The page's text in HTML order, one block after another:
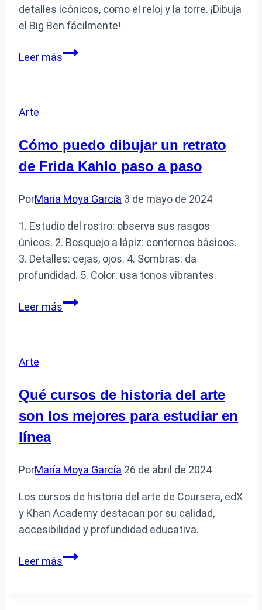
detalles icónicos, como el reloj y la torre. ¡Dibuja
el Big Ben fácilmente!
Leer másCómo
manera
fácil
paso
paso
Arte
Cómo puedo dibujar un retrato
de Frida Kahlo paso a paso
PorMaría Moya García 3 de mayo de 2024
1. Estudio del rostro: observa sus rasgos
únicos. 2. Bosquejo a lápiz: contornos básicos.
3. Detalles: cejas, ojos. 4. Sombras: da
profundidad. 5. Color: usa tonos vibrantes.
Leer másCómo
Frida
Kahlo
paso
Arte
Qué cursos de historia del arte
son los mejores para estudiar en
línea
PorMaría Moya García 26 de abril de 2024
Los cursos de historia del arte de Coursera, edX
y Khan Academy destacan por su calidad,
accesibilidad y profundidad educativa.
Leer másQué